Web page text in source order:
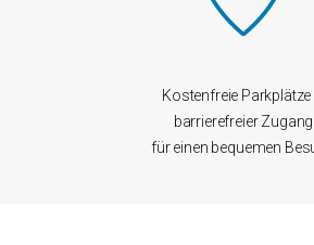
Kostenfreie Parkplätze
barrierefreier Zugang
für einen bequemen